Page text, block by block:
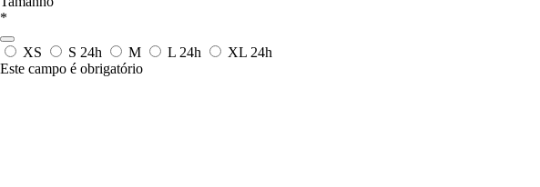
*
XS S 24h M L 24h XL 24h
Este campo é obrigatório